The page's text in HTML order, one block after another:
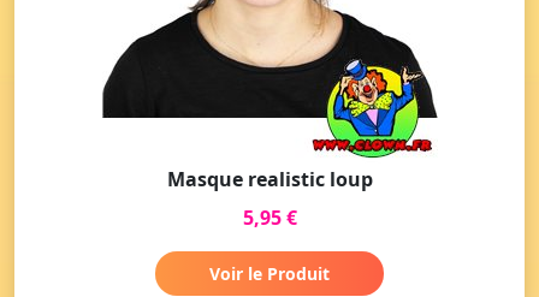
Masque realistic loup
5,95 €
Voir le Produit